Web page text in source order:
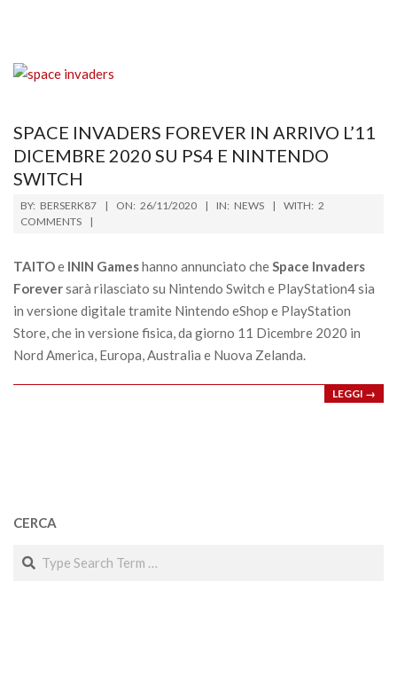
SPACE INVADERS FOREVER IN ARRIVO L’11
DICEMBRE 2020 SU PS4 E NINTENDO
SWITCH
2020-
11-
BY: BERSERK87 ON: 26/11/2020 IN: NEWS WITH: 2
COMMENTS
TAITOe ININ Gameshanno annunciato cheSpace Invaders
Foreversarà rilasciato su Nintendo Switch e PlayStation4 sia
in versione digitale tramite Nintendo eShop e PlayStation
Store, che in versione fisica, da giorno 11 Dicembre 2020 in
Nord America, Europa, Australia e Nuova Zelanda.
LEGGI →
CERCA
Search